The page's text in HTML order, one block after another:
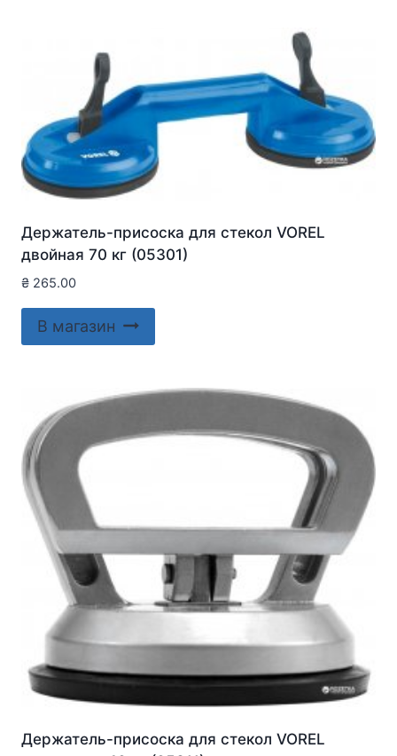
Держатель-присоска для стекол VOREL
двойная 70 кг (05301)
₴ 265.00
В магазин
Держатель-присоска для стекол VOREL